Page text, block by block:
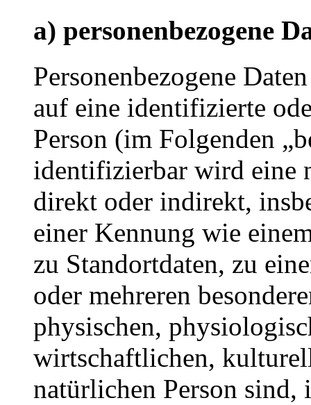
a) personenbezogene
Personenbezogene
auf eine identifizierte
Person (im Folgenden
identifizierbar wird eine
direkt oder indirekt,
einer Kennung wie
zu Standortdaten, zu
oder mehreren
physischen,
wirtschaftlichen,
natürlichen Person